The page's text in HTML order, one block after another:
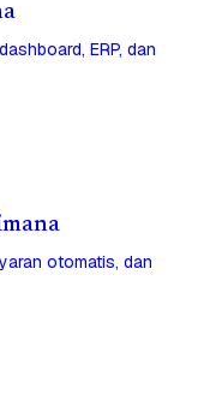
ERP, dan
otomatis, dan